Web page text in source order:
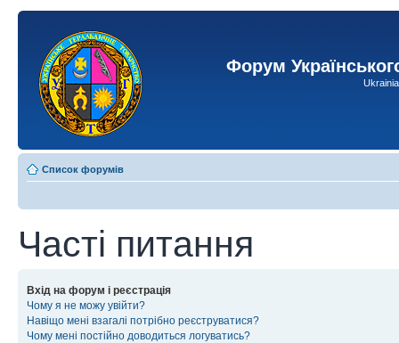
Форум
Список форумів
Часті питання
Вхід на форум і реєстрація
Чому я не можу увійти?
Навіщо мені взагалі потрібно реєструватися?
Чому мені постійно доводиться логуватись?